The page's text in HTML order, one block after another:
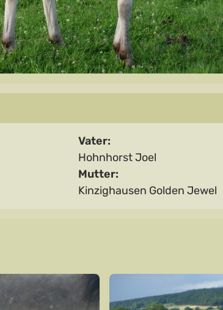
Vater:
Hohnhorst Joel
Mutter:
Kinzighausen Golden Jewel